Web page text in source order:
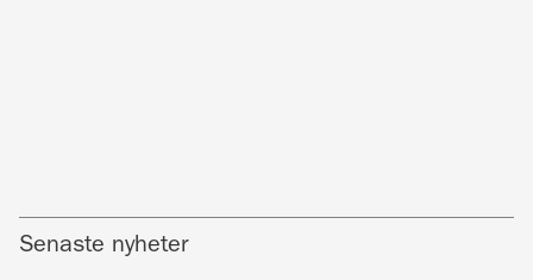
Senaste nyheter